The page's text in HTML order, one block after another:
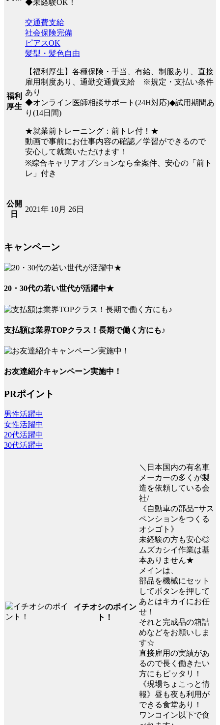
◆未経験OK！
福利
厚生
交通費支給
社会保険完備
ピアスOK
髪型・髪色自由
【福利厚生】各種保険・手当、有給、制服あり、直接
雇用制度あり、通勤交通費支給 ※規定・支払い条件
あり
◆オンライン医師相談サポート(24H対応)◆試用期間あ
り(14日間)
★就業前トレーニング：前トレ付！★
動画で事前にお仕事内容の確認／学習ができるので
安心して就業いただけます！
※綜合キャリアオプションなら全案件、安心の「前ト
レ」付き
公開
日
2021年 10月 26日
キャンペーン
20・30代の若い世代が活躍中★
支払額は業界TOPクラス！長期で働く方にも♪
お友達紹介キャンペーン実施中！
PRポイント
男性活躍中
女性活躍中
20代活躍中
30代活躍中
イチオシのポイン
ト！
＼日本国内の有名車
メーカーの多くが製
造を依頼している会
社/
《自動車の部品=サス
ペンションをつくる
オシゴト》
未経験の方も安心◎
ムズカシイ作業は基
本ありません★
メインは、
部品を機械にセット
してボタンを押して
あとはキカイにお任
せ！
それと完成品の箱詰
めなどをお願いしま
す☆
直接雇用の実績があ
るので長く働きたい
方にもピッタリ！
《現場ちょこっと情
報》昼も夜も利用が
できる食堂あり！
ワンコイン以下で食